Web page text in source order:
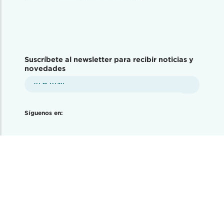
Suscríbete al newsletter para recibir noticias y
novedades
Síguenos en: